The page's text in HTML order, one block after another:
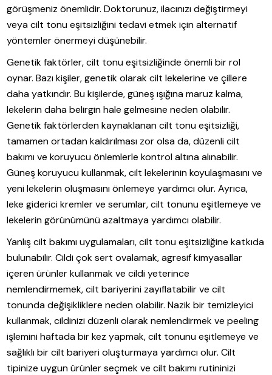
görüşmeniz önemlidir. Doktorunuz, ilacınızı değiştirmeyi
veya cilt tonu eşitsizliğini tedavi etmek için alternatif
yöntemler önermeyi düşünebilir.
Genetik faktörler, cilt tonu eşitsizliğinde önemli bir rol
oynar. Bazı kişiler, genetik olarak cilt lekelerine ve çillere
daha yatkındır. Bu kişilerde, güneş ışığına maruz kalma,
lekelerin daha belirgin hale gelmesine neden olabilir.
Genetik faktörlerden kaynaklanan cilt tonu eşitsizliği,
tamamen ortadan kaldırılması zor olsa da, düzenli cilt
bakımı ve koruyucu önlemlerle kontrol altına alınabilir.
Güneş koruyucu kullanmak, cilt lekelerinin koyulaşmasını ve
yeni lekelerin oluşmasını önlemeye yardımcı olur. Ayrıca,
leke giderici kremler ve serumlar, cilt tonunu eşitlemeye ve
lekelerin görünümünü azaltmaya yardımcı olabilir.
Yanlış cilt bakımı uygulamaları, cilt tonu eşitsizliğine katkıda
bulunabilir. Cildi çok sert ovalamak, agresif kimyasallar
içeren ürünler kullanmak ve cildi yeterince
nemlendirmemek, cilt bariyerini zayıflatabilir ve cilt
tonunda değişikliklere neden olabilir. Nazik bir temizleyici
kullanmak, cildinizi düzenli olarak nemlendirmek ve peeling
işlemini haftada bir kez yapmak, cilt tonunu eşitlemeye ve
sağlıklı bir cilt bariyeri oluşturmaya yardımcı olur. Cilt
tipinize uygun ürünler seçmek ve cilt bakımı rutininizi